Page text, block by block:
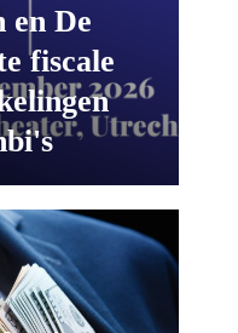
en De
fiscale